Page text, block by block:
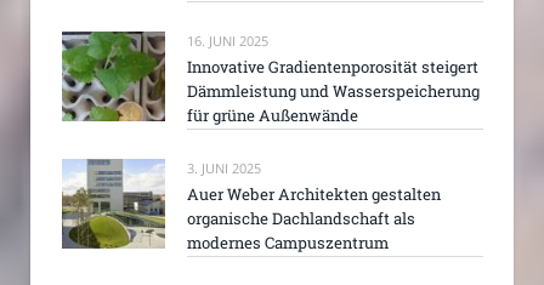
16. JUNI 2025
Innovative Gradientenporosität steigert
Dämmleistung und Wasserspeicherung
für grüne Außenwände
3. JUNI 2025
Auer Weber Architekten gestalten
organische Dachlandschaft als
modernes Campuszentrum